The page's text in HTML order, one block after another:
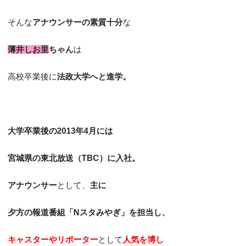
そんなアナウンサーの素質十分な
薄井しお里ちゃんは
高校卒業後に法政大学へと進学。
大学卒業後の2013年4月には
宮城県の東北放送（TBC）に入社。
アナウンサーとして、 主に
夕方の報道番組「Nスタみやぎ」を担当し、
キャスターやリポーターとして 人気を博し